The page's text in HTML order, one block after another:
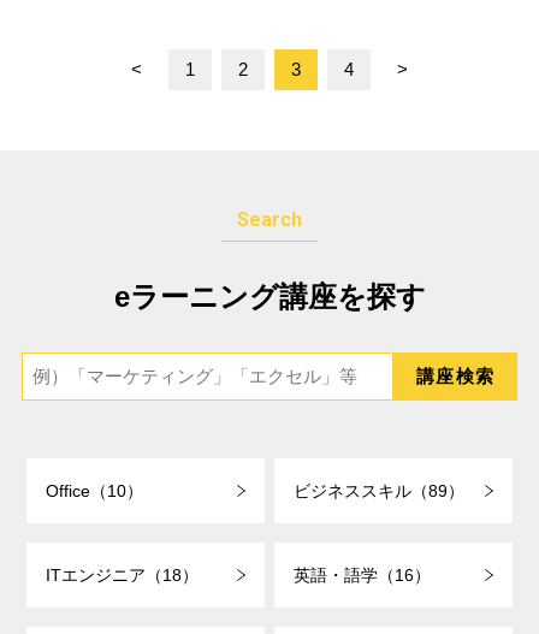
< 1 2 3 4 >
Search
eラーニング講座を探す
Office（10） ビジネススキル（89）
ITエンジニア（18） 英語・語学（16）